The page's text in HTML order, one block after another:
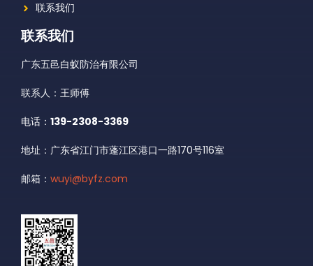
联系我们
联系我们
广东五邑白蚁防治有限公司
联系人：王师傅
电话： 139-2308-3369
地址：广东省江门市蓬江区港口一路170号116室
邮箱： wuyi@byfz.com